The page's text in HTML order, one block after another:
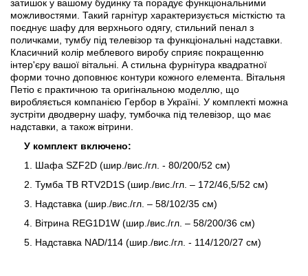
затишок у вашому будинку та порадує функціональними
можливостями. Такий гарнітур характеризується місткістю та
поєднує шафу для верхнього одягу, стильний пенал з
поличками, тумбу під телевізор та функціональні надставки.
Класичний колір меблевого виробу сприяє покращенню
інтер'єру вашої вітальні. А стильна фурнітура квадратної
форми точно доповнює контури кожного елемента. Вітальня
Петіо є практичною та оригінальною моделлю, що
виробляється компанією Гербор в Україні. У комплекті можна
зустріти дводверну шафу, тумбочка під телевізор, що має
надставки, а також вітрини.
У комплект включено:
1. Шафа SZF2D (шир./вис./гл. - 80/200/52 см)
2. Тумба ТВ RTV2D1S (шир./вис./гл. – 172/46,5/52 см)
3. Надставка (шир./вис./гл. – 58/102/35 см)
4. Вітрина REG1D1W (шир./вис./гл. – 58/200/36 см)
5. Надставка NAD/114 (шир./вис./гл. - 114/120/27 см)